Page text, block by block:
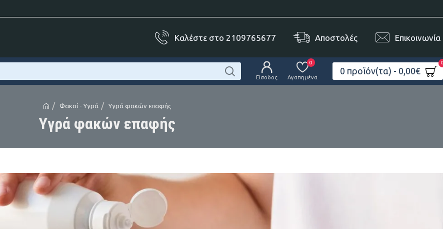
Καλέστε στο 2109765677 Αποστολές Επικοινωνία
Είσοδος Αγαπημένα
0
0 προϊόν(τα) - 0,00€
Φακοί - Υγρά Υγρά φακών επαφής
Υγρά φακών επαφής